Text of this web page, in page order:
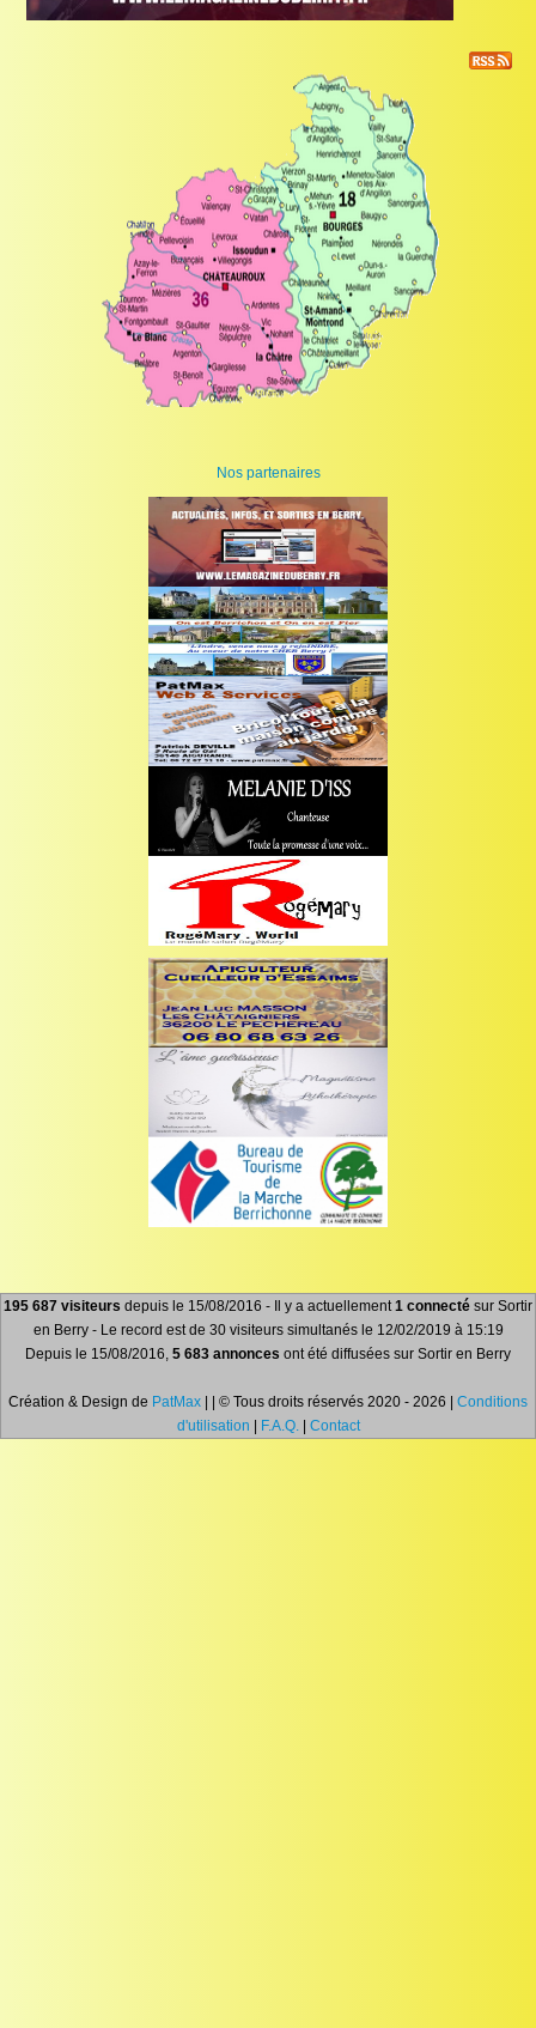
Nos partenaires
195 687 visiteurs depuis le 15/08/2016 - Il y a actuellement1 connecté sur Sortir
en Berry - Le record est de 30 visiteurs simultanés le 12/02/2019 à 15:19
Depuis le 15/08/2016, 5 683 annonces ont été diffusées sur Sortir en Berry
Création & Design de PatMax | | © Tous droits réservés 2020 - 2026 | Conditions
d'utilisation
F.A.Q.| Contact